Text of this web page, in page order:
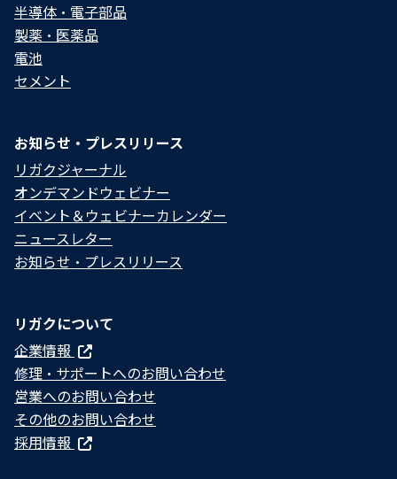
半導体・電子部品
製薬・医薬品
電池
セメント
お知らせ・プレスリリース
リガクジャーナル
オンデマンドウェビナー
イベント＆ウェビナーカレンダー
ニュースレター
お知らせ・プレスリリース
リガクについて
企業情報
修理・サポートへのお問い合わせ
営業へのお問い合わせ
その他のお問い合わせ
採用情報